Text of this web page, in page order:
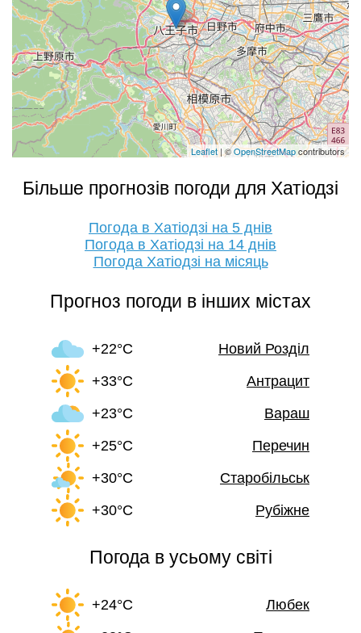
Leaflet| ©OpenStreetMapcontributors
Більше прогнозів погоди для Хатіодзі
Погода в Хатіодзі на 5 днів
Погода в Хатіодзі на 14 днів
Погода Хатіодзі на місяць
Прогноз погоди в інших містах
+22°C
Новий Розділ
+33°C
Антрацит
+23°C
Вараш
+25°C
Перечин
+30°C
Старобільськ
+30°C
Рубіжне
Погода в усьому світі
+24°C
Любек